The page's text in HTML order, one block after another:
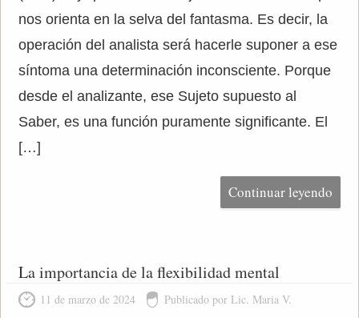
nos orienta en la selva del fantasma. Es decir, la
operación del analista será hacerle suponer a ese
síntoma una determinación inconsciente. Porque
desde el analizante, ese Sujeto supuesto al
Saber, es una función puramente significante. El
[…]
Continuar leyendo
La importancia de la flexibilidad mental
11 de marzo de 2024 Publicado por Lic. Maria V.